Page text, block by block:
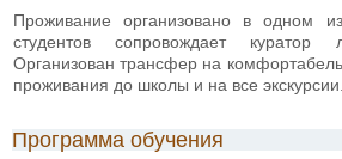
Проживание организовано в одном
студентов сопровождает куратор
Организован трансфер на
проживания до школы и на все экскурсии.
Программа обучения